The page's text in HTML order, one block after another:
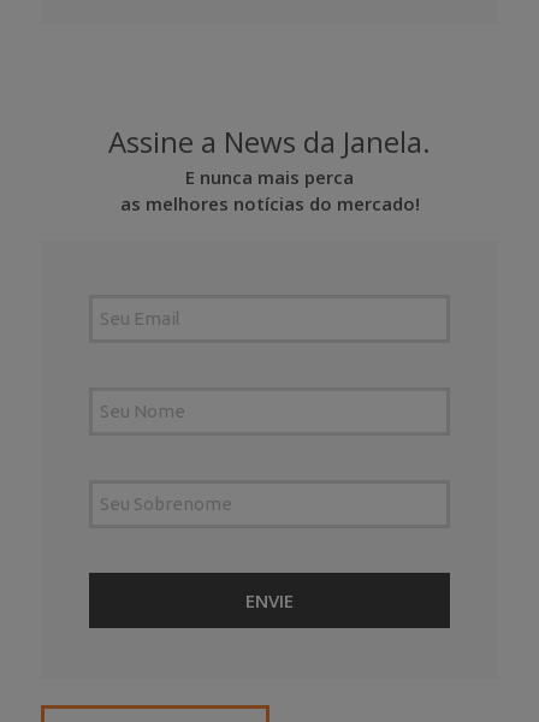
Assine a News da Janela.
E nunca mais perca
as melhores notícias do mercado!